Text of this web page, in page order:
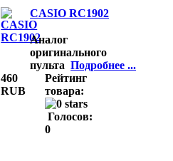
CASIO RC1902
Аналог
оригинального
пультаПодробнее ...
460
RUB
Рейтинг
товара:
Голосов:
0